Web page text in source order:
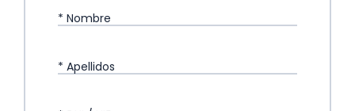
* Nombre
* Apellidos